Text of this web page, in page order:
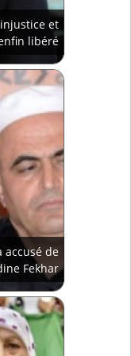
et
libéré
accusé de
Fekhar